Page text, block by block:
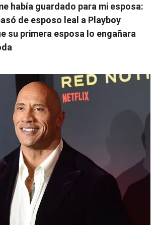
había guardado para mi esposa:
de esposo leal a Playboy
su primera esposa lo engañara